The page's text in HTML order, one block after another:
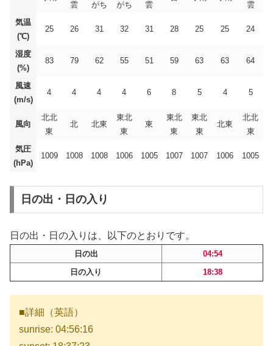
雲
がち
がち
雲
雲
気温
(℃)
25 26 31 32 31 28 25 25 24
湿度
(%)
83 79 62 55 51 59 63 63 64
風速
(m/s)
4 4 4 4 6 8 5 4 5
風向
北北
東
北 北東
東北
東
東
東北
東
東北
東
北東
北北
東
気圧
(hPa)
1009 1008 1008 1006 1005 1007 1007 1006 1005
日の出・日の入り
日の出・日の入りは、以下のとおりです。
日の出
04:54
日の入り
18:38
■詳細（英語）
sunrise: 04:56:16